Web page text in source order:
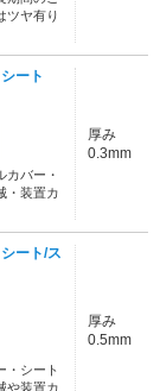
ツヤ有り
ート
カバー・
・装置カ
厚み
0.3mm
ート/ス
・シート
や装置カ
厚み
0.5mm